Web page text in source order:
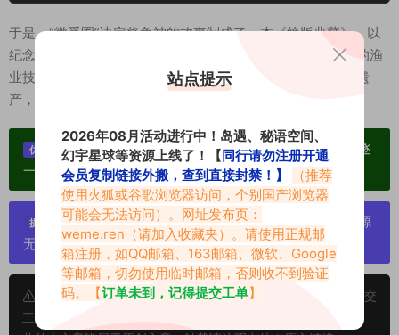
于是，“微觅圈”决定将鱼神的故事制成了一本《绝版典藏》，以
纪念这位普通渔民在海洋中的传奇经历。这本书记录了鱼神的渔
业技艺、海洋冒险和生活感悟，成为了海洋文化的一部重要遗
产，也激励着更多人追求自己的梦想和热爱。
优势：
单个博主作品统一整合分享、素材高度去重复、逐
一归档方便收藏！
提示：
严禁搬运资源链接，一经发现封号处理，素材资源
无露点、需求请绕道，关闭本站网页！
申明：本文资源均来源网友分享，若侵犯了您的权限可以提交
工单处理。
站点提示
2026年08月活动进行中！岛遇、秘语空间、
幻宇星球等资源上线了！【同行请勿注册开通
会员复制链接外搬，查到直接封禁！】
（推荐
使用火狐或谷歌浏览器访问，个别国产浏览器
可能会无法访问）。网址发布页：
weme.ren （请加入收藏夹）。请使用正规邮
箱注册，如QQ邮箱、163邮箱、微软、Google
等邮箱，切勿使用临时邮箱，否则收不到验证
码。【订单未到，记得提交工单】